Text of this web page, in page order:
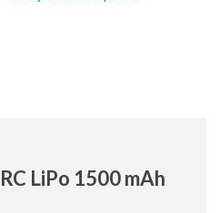
LiPo 1500 mAh